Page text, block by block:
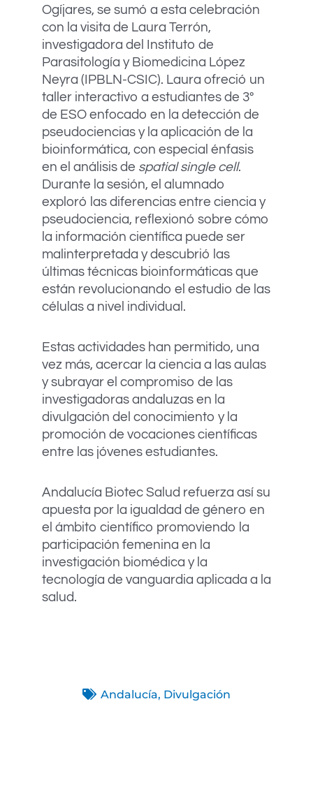
Ogíjares, se sumó a esta celebración
con la visita de Laura Terrón,
investigadora del Instituto de
Parasitología y Biomedicina López
Neyra (IPBLN-CSIC). Laura ofreció un
taller interactivo a estudiantes de 3º
de ESO enfocado en la detección de
pseudociencias y la aplicación de la
bioinformática, con especial énfasis
en el análisis de spatial single cell.
Durante la sesión, el alumnado
exploró las diferencias entre ciencia y
pseudociencia, reflexionó sobre cómo
la información científica puede ser
malinterpretada y descubrió las
últimas técnicas bioinformáticas que
están revolucionando el estudio de las
células a nivel individual.
Estas actividades han permitido, una
vez más, acercar la ciencia a las aulas
y subrayar el compromiso de las
investigadoras andaluzas en la
divulgación del conocimiento y la
promoción de vocaciones científicas
entre las jóvenes estudiantes.
Andalucía Biotec Salud refuerza así su
apuesta por la igualdad de género en
el ámbito científico promoviendo la
participación femenina en la
investigación biomédica y la
tecnología de vanguardia aplicada a la
salud.
Andalucía, Divulgación